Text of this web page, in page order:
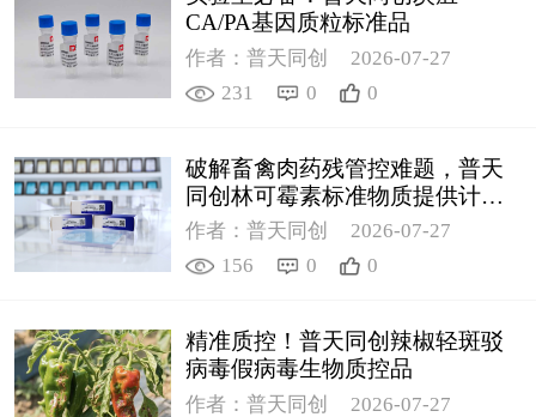
CA/PA基因质粒标准品
作者：普天同创
2026-07-27
231
0 0
破解畜禽肉药残管控难题，普天
同创林可霉素标准物质提供计量
支撑
作者：普天同创
2026-07-27
156
0 0
精准质控！普天同创辣椒轻斑驳
病毒假病毒生物质控品
作者：普天同创
2026-07-27